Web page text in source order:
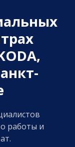
работы и